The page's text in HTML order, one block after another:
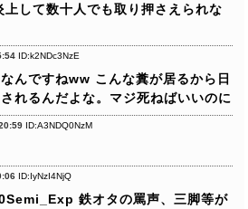
上して数十人でも取り押さえられな
ID:k2NDc3NzE
んですねww こんな糞が居るから日
れるんだよな。マジ死ねばいいのに
ID:A3NDQ0NzM
ID:IyNzI4NjQ
鉄オタの罵声、三脚等が